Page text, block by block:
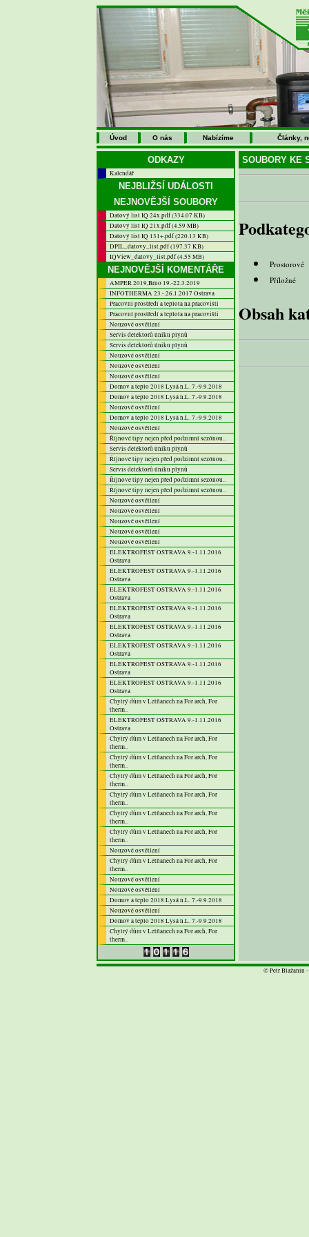
Úvod O nás Nabízíme Články,
ODKAZY
Kalendář
NEJBLIŽSÍ UDÁLOSTI
NEJNOVĚJŠÍ SOUBORY
Datový list IQ 24x.pdf (334.07 KB)
Datový list IQ 21x.pdf (4.59 MB)
Datový list IQ 131+.pdf (220.13 KB)
DPIL_datovy_list.pdf (197.37 KB)
IQView_datovy_list.pdf (4.55 MB)
NEJNOVĚJŠÍ KOMENTÁŘE
AMPER 2019,Brno 19.-22.3.2019
INFOTHERMA 23.-.26.1.2017 Ostrava
Pracovní prostředí a teplota na pracovišti
Pracovní prostředí a teplota na pracovišti
Nouzové osvětlení
Servis detektorů úniku plynů
Servis detektorů úniku plynů
Nouzové osvětlení
Nouzové osvětlení
Nouzové osvětlení
Domov a teplo 2018 Lysá n.L. 7.-9.9.2018
Domov a teplo 2018 Lysá n.L. 7.-9.9.2018
Nouzové osvětlení
Domov a teplo 2018 Lysá n.L. 7.-9.9.2018
Nouzové osvětlení
Říjnové tipy nejen před podzimní sezónou..
Servis detektorů úniku plynů
Říjnové tipy nejen před podzimní sezónou..
Servis detektorů úniku plynů
Říjnové tipy nejen před podzimní sezónou..
Říjnové tipy nejen před podzimní sezónou..
Nouzové osvětlení
Nouzové osvětlení
Nouzové osvětlení
Nouzové osvětlení
Nouzové osvětlení
ELEKTROFEST OSTRAVA 9.-1.11.2016
Ostrava
ELEKTROFEST OSTRAVA 9.-1.11.2016
Ostrava
ELEKTROFEST OSTRAVA 9.-1.11.2016
Ostrava
ELEKTROFEST OSTRAVA 9.-1.11.2016
Ostrava
ELEKTROFEST OSTRAVA 9.-1.11.2016
Ostrava
ELEKTROFEST OSTRAVA 9.-1.11.2016
Ostrava
ELEKTROFEST OSTRAVA 9.-1.11.2016
Ostrava
ELEKTROFEST OSTRAVA 9.-1.11.2016
Ostrava
Chytrý dům v Letňanech na For arch, For
therm..
ELEKTROFEST OSTRAVA 9.-1.11.2016
Ostrava
Chytrý dům v Letňanech na For arch, For
therm..
Chytrý dům v Letňanech na For arch, For
therm..
Chytrý dům v Letňanech na For arch, For
therm..
Chytrý dům v Letňanech na For arch, For
therm..
Chytrý dům v Letňanech na For arch, For
therm..
Chytrý dům v Letňanech na For arch, For
therm..
Nouzové osvětlení
Chytrý dům v Letňanech na For arch, For
therm..
Nouzové osvětlení
Nouzové osvětlení
Domov a teplo 2018 Lysá n.L. 7.-9.9.2018
Nouzové osvětlení
Domov a teplo 2018 Lysá n.L. 7.-9.9.2018
Chytrý dům v Letňanech na For arch, For
therm..
SOUBORY KE
Prostorové
Příložné
Obsah
© Petr Blažanin